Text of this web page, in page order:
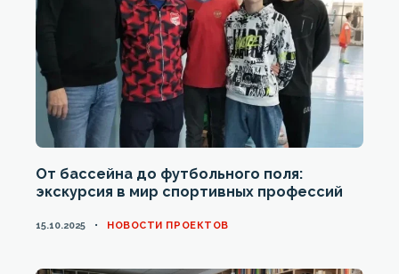
От бассейна до футбольного поля:
экскурсия в мир спортивных профессий
15.10.2025 CATEGORIES
НОВОСТИ ПРОЕКТОВ